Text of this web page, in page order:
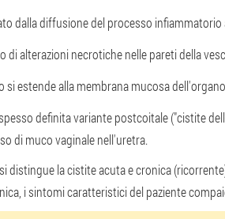
dalla diffusione del processo
di alterazioni necrotiche nelle pareti della
estende alla membrana mucosa
definita variante postcoitale ("cistite
di muco vaginale nell'uretra.
distingue la cistite acuta e cronica
i sintomi caratteristici del paziente